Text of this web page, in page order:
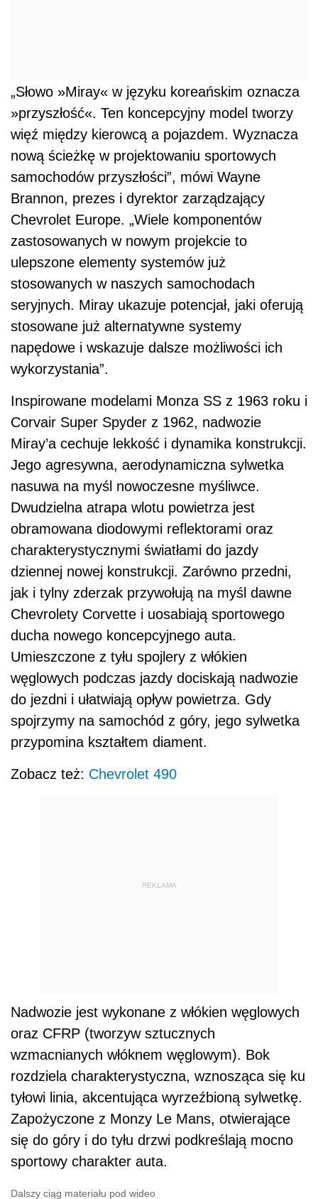
„Słowo »Miray« w języku koreańskim oznacza
»przyszłość«. Ten koncepcyjny model tworzy
więź między kierowcą a pojazdem. Wyznacza
nową ścieżkę w projektowaniu sportowych
samochodów przyszłości”, mówi Wayne
Brannon, prezes i dyrektor zarządzający
Chevrolet Europe. „Wiele komponentów
zastosowanych w nowym projekcie to
ulepszone elementy systemów już
stosowanych w naszych samochodach
seryjnych. Miray ukazuje potencjał, jaki oferują
stosowane już alternatywne systemy
napędowe i wskazuje dalsze możliwości ich
wykorzystania”.
Inspirowane modelami Monza SS z 1963 roku i
Corvair Super Spyder z 1962, nadwozie
Miray’a cechuje lekkość i dynamika konstrukcji.
Jego agresywna, aerodynamiczna sylwetka
nasuwa na myśl nowoczesne myśliwce.
Dwudzielna atrapa wlotu powietrza jest
obramowana diodowymi reflektorami oraz
charakterystycznymi światłami do jazdy
dziennej nowej konstrukcji. Zarówno przedni,
jak i tylny zderzak przywołują na myśl dawne
Chevrolety Corvette i uosabiają sportowego
ducha nowego koncepcyjnego auta.
Umieszczone z tyłu spojlery z włókien
węglowych podczas jazdy dociskają nadwozie
do jezdni i ułatwiają opływ powietrza. Gdy
spojrzymy na samochód z góry, jego sylwetka
przypomina kształtem diament.
Zobacz też: Chevrolet 490
REKLAMA
Nadwozie jest wykonane z włókien węglowych
oraz CFRP (tworzyw sztucznych
wzmacnianych włóknem węglowym). Bok
rozdziela charakterystyczna, wznosząca się ku
tyłowi linia, akcentująca wyrzeźbioną sylwetkę.
Zapożyczone z Monzy Le Mans, otwierające
się do góry i do tyłu drzwi podkreślają mocno
sportowy charakter auta.
Dalszy ciąg materiału pod wideo